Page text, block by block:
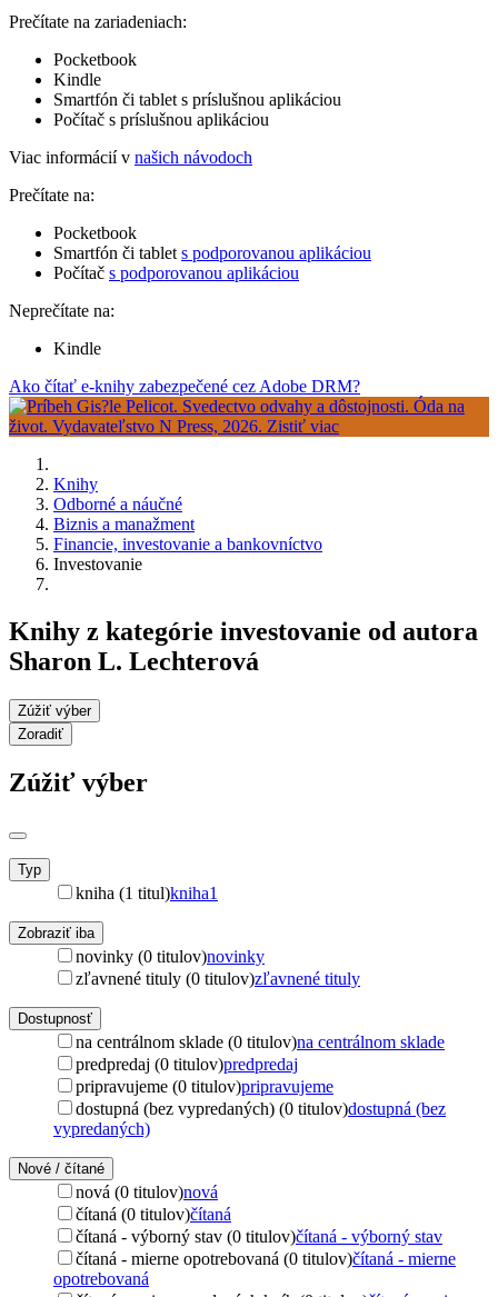
Prečítate na zariadeniach:
Pocketbook
Kindle
Smartfón či tablet s príslušnou aplikáciou
Počítač s príslušnou aplikáciou
Viac informácií v našich návodoch
Prečítate na:
Pocketbook
Smartfón či tablet s podporovanou aplikáciou
Počítač s podporovanou aplikáciou
Neprečítate na:
Kindle
Ako čítať e-knihy zabezpečené cez Adobe DRM?
Knihy
Odborné a náučné
Biznis a manažment
Financie, investovanie a bankovníctvo
Investovanie
Knihy z kategórie investovanie od autora
Sharon L. Lechterová
Zúžiť výber
Zoradiť
Zúžiť výber
Typ
kniha (1 titul)kniha1
Zobraziť iba
novinky (0 titulov)novinky
zľavnené tituly (0 titulov)zľavnené tituly
Dostupnosť
na centrálnom sklade (0 titulov)na centrálnom sklade
predpredaj (0 titulov)predpredaj
pripravujeme (0 titulov)pripravujeme
dostupná (bez vypredaných) (0 titulov)dostupná (bez
vypredaných)
Nové / čítané
nová (0 titulov)nová
čítaná (0 titulov)čítaná
čítaná - výborný stav (0 titulov)čítaná - výborný stav
čítaná - mierne opotrebovaná (0 titulov)čítaná - mierne
opotrebovaná